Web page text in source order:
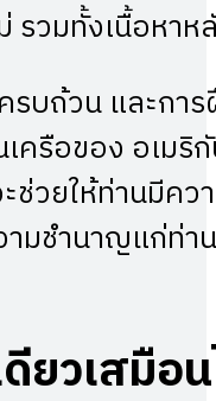
รวมทั้งเนื้อห
บถ้วน และกา
เครือของ อเม
วยให้ท่านมีคว
มชำนาญแก่ท่า
ยวเสมือ